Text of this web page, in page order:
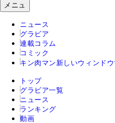
メニュ
ニュース
グラビア
連載コラム
コミック
キン肉マン 新しいウィンドウ
トップ
グラビア一覧
ニュース
ランキング
動画